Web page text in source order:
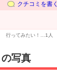
クチコミを書く
行ってみたい！… 1人
写真